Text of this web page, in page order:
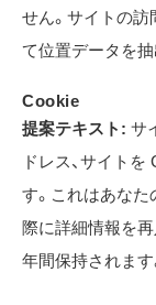
せん。サイトの訪
て位置データを抽
Cookie
提案テキスト: サ
ドレス、サイト
す。これはあなた
際に詳細情報を
年間保持されます